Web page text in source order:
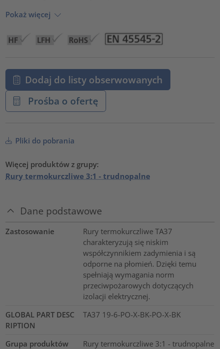
Pokaż więcej
Dodaj do listy obserwowanych
Prośba o ofertę
Pliki do pobrania
Więcej produktów z grupy:
Rury termokurczliwe 3:1 - trudnopalne
Dane podstawowe
Zastosowanie
Rury termokurczliwe TA37
charakteryzują się niskim
współczynnikiem zadymienia i są
odporne na płomień. Dzięki temu
spełniają wymagania norm
przeciwpożarowych dotyczących
izolacji elektrycznej.
GLOBAL PART DESC
RIPTION
TA37 19-6-PO-X-BK-PO-X-BK
Grupa produktów
Rury termokurczliwe 3:1 - trudnopalne